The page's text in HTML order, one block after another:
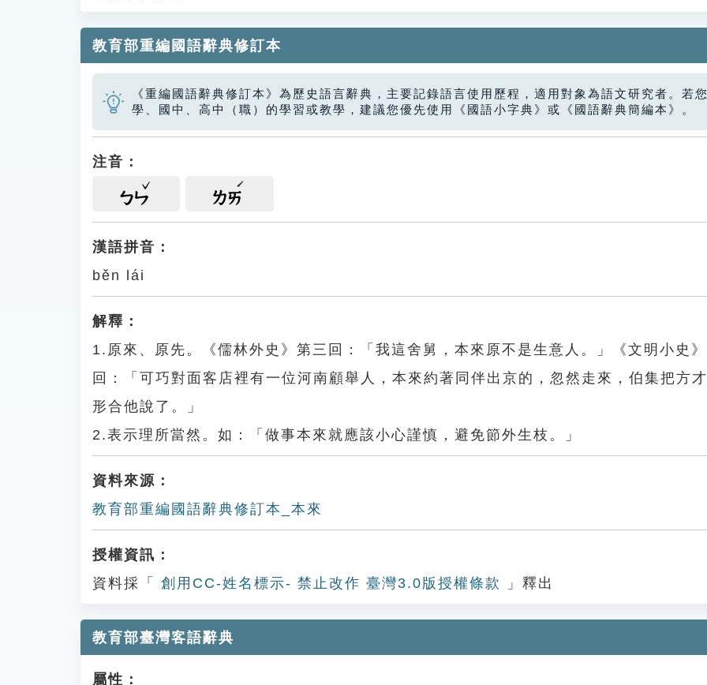
教育部重編國語辭典修訂本
《重編國語辭典修訂本》為歷史語言辭典，主要記錄語言使用歷程，適用對象為語文研究者。若
學、國中、高中（職）的學習或教學，建議您優先使用《國語小字典》或《國語辭典簡編本》。
注音：
ㄅㄣ ㄌㄞ
漢語拼音：
běn lái
解釋：
1.原來、原先。《儒林外史》第三回：「我這舍舅，本來原不是生意人。」《文明小史
回：「可巧對面客店裡有一位河南顧舉人，本來約著同伴出京的，忽然走來，伯集把方
形合他說了。」
2.表示理所當然。如：「做事本來就應該小心謹慎，避免節外生枝。」
資料來源：
教育部重編國語辭典修訂本_本來
授權資訊：
資料採「
創用CC-姓名標示- 禁止改作 臺灣3.0版授權條款 」釋出
教育部臺灣客語辭典
屬性：